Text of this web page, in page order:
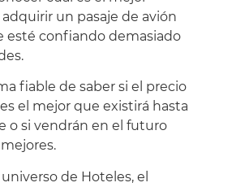
un pasaje de avión
esté confiando demasiado
fiable de saber si el precio
el mejor que existirá hasta
o si vendrán en el futuro
de Hoteles, el